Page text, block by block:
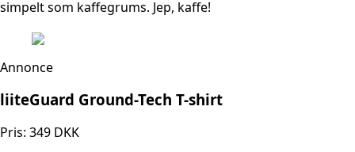
simpelt som kaffegrums. Jep, kaffe!
Annonce
liiteGuard Ground-Tech T-shirt
Pris: 349 DKK